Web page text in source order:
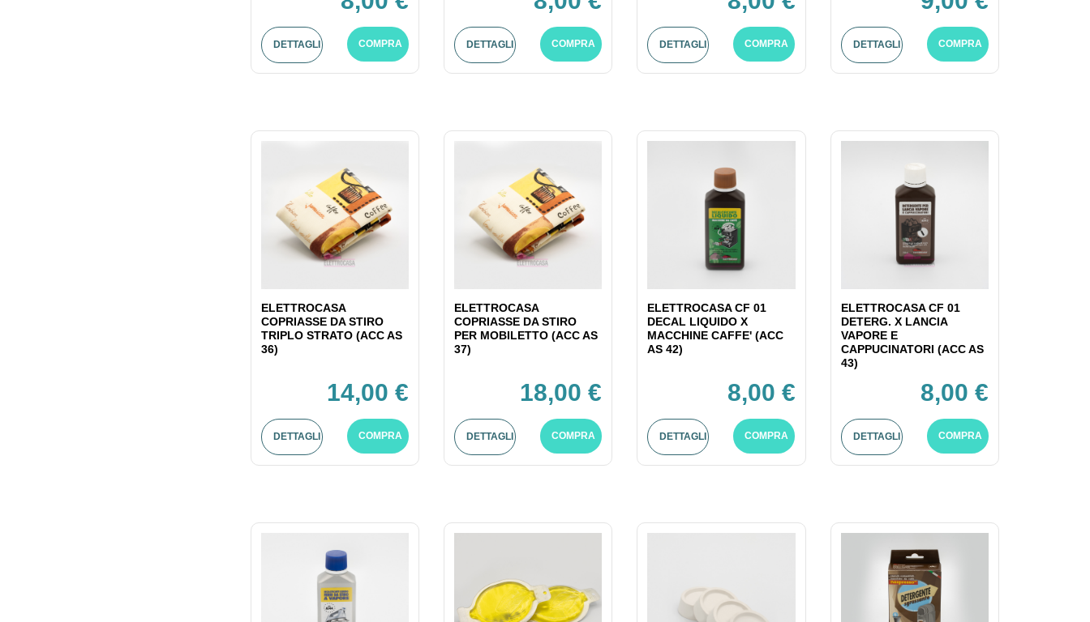
DETTAGLI COMPRA DETTAGLI COMPRA DETTAGLI COMPRA DETTAGLI COMPRA
ELETTROCASA
COPRIASSE DA STIRO
TRIPLO STRATO (ACC AS
36)
14,00 €
DETTAGLI COMPRA
ELETTROCASA
COPRIASSE DA STIRO
PER MOBILETTO (ACC AS
37)
18,00 €
DETTAGLI COMPRA
ELETTROCASA CF 01
DECAL LIQUIDO X
MACCHINE CAFFE' (ACC
AS 42)
8,00 €
DETTAGLI COMPRA
ELETTROCASA CF 01
DETERG. X LANCIA
VAPORE E
CAPPUCINATORI (ACC AS
43)
8,00 €
DETTAGLI COMPRA